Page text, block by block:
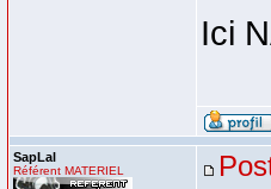
Ici
SapLal
Référent MATERIEL